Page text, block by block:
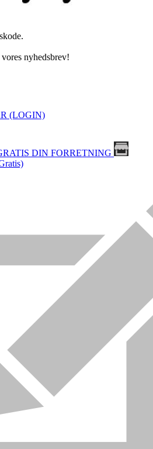
nyhedsbrev!
(LOGIN)
DIN FORRETNING